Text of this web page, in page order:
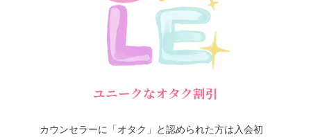
ユニークなオタク割引
カウンセラーに「オタク」と認められた方は入会初